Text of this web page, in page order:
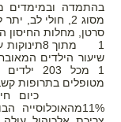
בהתמדה ובמימדים
מסוג 2, חולי
סרטן, מחלות החיסון
1 מתוך
8תינוקות
שיעור הילדים
מטופלים בתרופות קשב
כיום חיים
11%